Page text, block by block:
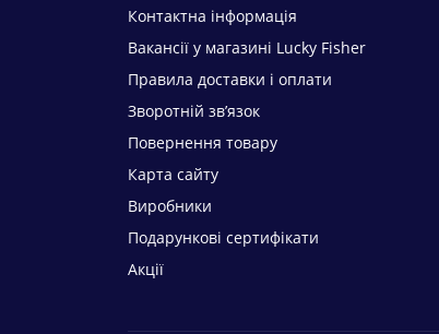
Контактна інформація
Вакансії у магазині Lucky Fisher
Правила доставки і оплати
Зворотній зв’язок
Повернення товару
Карта сайту
Виробники
Подарункові сертифікати
Акції